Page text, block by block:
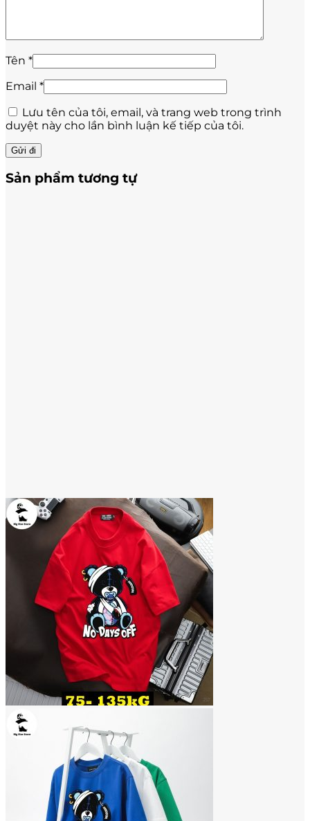
Tên *
Email *
Lưu tên của tôi, email, và trang web trong trình
duyệt này cho lần bình luận kế tiếp của tôi.
Sản phẩm tương tự